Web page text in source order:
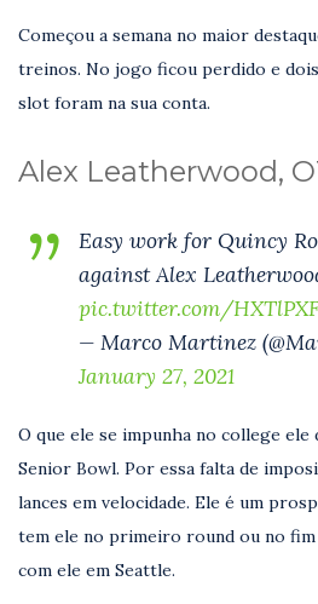
Começou a semana no maior
treinos. No jogo ficou perdido e
slot foram na sua conta.
Alex Leatherwood,
Easy work for Quincy
against Alex
pic.twitter.com/
— Marco Martinez
January 27, 2021
O que ele se impunha no college ele
Senior Bowl. Por essa falta de
lances em velocidade. Ele é um
tem ele no primeiro round ou no fim
com ele em Seattle.